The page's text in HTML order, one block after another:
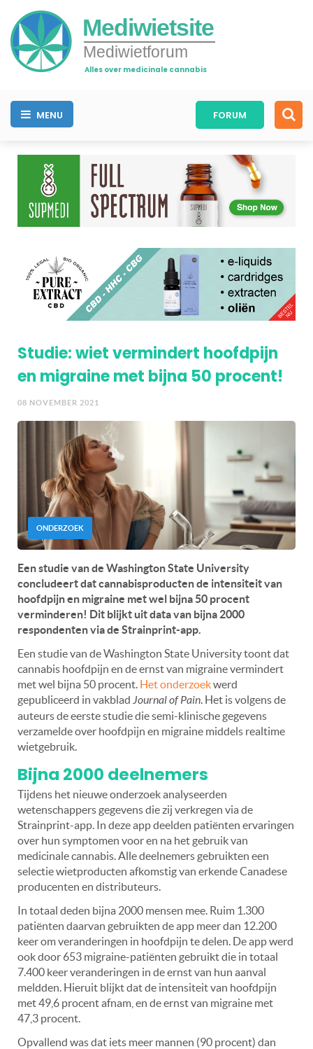
Mediwietsite
Mediwietforum
Alles over medicinale cannabis
MENU FORUM
Studie: wiet vermindert hoofdpijn
en migraine met bijna 50 procent!
08 NOVEMBER 2021
ONDERZOEK
Een studie van de Washington State University
concludeert dat cannabisproducten de intensiteit van
hoofdpijn en migraine met wel bijna 50 procent
verminderen! Dit blijkt uit data van bijna 2000
respondenten via de Strainprint-app.
Een studie van de Washington State University toont dat
cannabis hoofdpijn en de ernst van migraine vermindert
met wel bijna 50 procent. Het onderzoekwerd
gepubliceerd in vakblad Journal of Pain. Het is volgens de
auteurs de eerste studie die semi-klinische gegevens
verzamelde over hoofdpijn en migraine middels realtime
wietgebruik.
Bijna 2000 deelnemers
Tijdens het nieuwe onderzoek analyseerden
wetenschappers gegevens die zij verkregen via de
Strainprint-app. In deze app deelden patiënten ervaringen
over hun symptomen voor en na het gebruik van
medicinale cannabis. Alle deelnemers gebruikten een
selectie wietproducten afkomstig van erkende Canadese
producenten en distributeurs.
In totaal deden bijna 2000 mensen mee. Ruim 1.300
patiënten daarvan gebruikten de app meer dan 12.200
keer om veranderingen in hoofdpijn te delen. De app werd
ook door 653 migraine-patiënten gebruikt die in totaal
7.400 keer veranderingen in de ernst van hun aanval
meldden. Hieruit blijkt dat de intensiteit van hoofdpijn
met 49,6 procent afnam, en de ernst van migraine met
47,3 procent.
Opvallend was dat iets meer mannen (90 procent) dan